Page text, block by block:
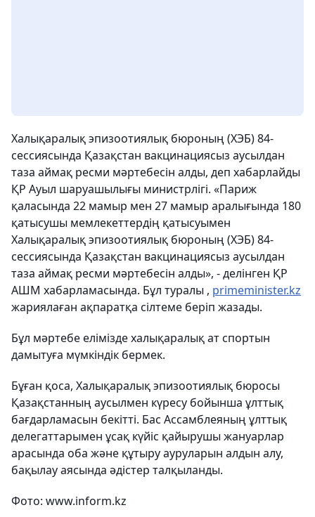
Халықаралық эпизоотиялық бюроның (ХЭБ) 84-
сессиясында Қазақстан вакцинациясыз аусылдан
таза аймақ ресми мәртебесін алды, деп хабарлайды
ҚР Ауыл шаруашылығы министрлігі. «Париж
қаласында 22 мамыр мен 27 мамыр аралығында 180
қатысушы мемлекеттердің қатысуымен
Халықаралық эпизоотиялық бюроның (ХЭБ) 84-
сессиясында Қазақстан вакцинациясыз аусылдан
таза аймақ ресми мәртебесін алды», - делінген ҚР
АШМ хабарламасында. Бұл туралы , primeminister.kz
жариялаған ақпаратқа сілтеме беріп жазады.
Бұл мәртебе елімізде халықаралық ат спортын
дамытуға мүмкіндік бермек.
Бұған қоса, Халықаралық эпизоотиялық бюросы
Қазақстанның аусылмен күресу бойынша ұлттық
бағдарламасын бекітті. Бас Ассамблеяның ұлттық
делегаттарымен ұсақ күйіс қайырушы жануарлар
арасында оба және құтыру ауруларын алдын алу,
бақылау аясында әдістер талқыланды.
Фото: www.inform.kz